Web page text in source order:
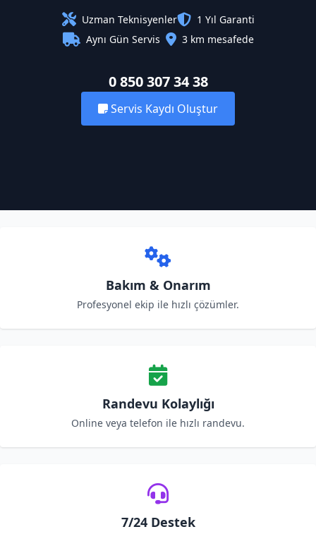
Uzman Teknisyenler
1 Yıl Garanti
Aynı Gün Servis
3 km mesafede
0 850 307 34 38
Servis Kaydı Oluştur
Bakım & Onarım
Profesyonel ekip ile hızlı çözümler.
Randevu Kolaylığı
Online veya telefon ile hızlı randevu.
7/24 Destek